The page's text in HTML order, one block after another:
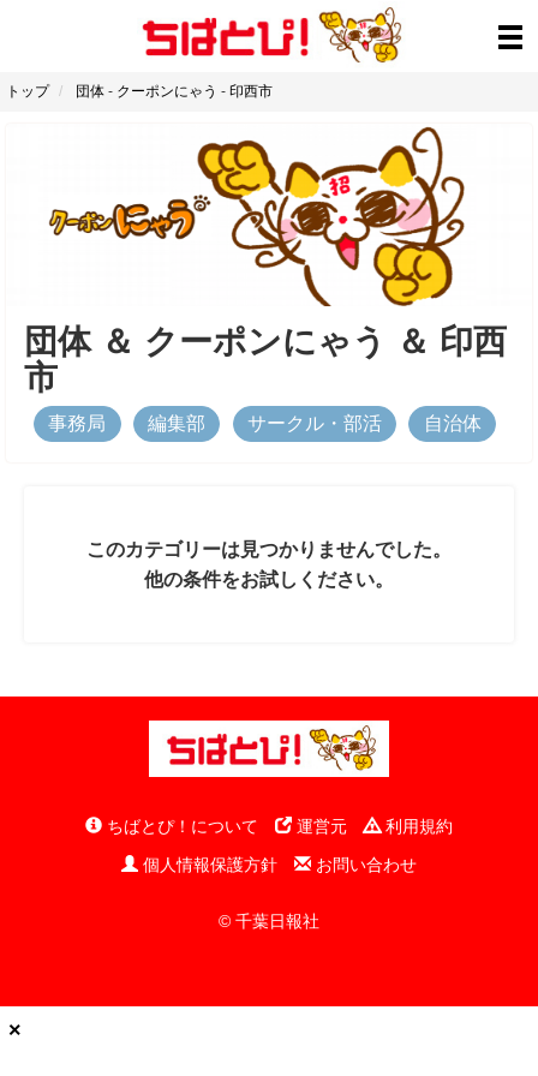
トップ 団体 - クーポンにゃう - 印西市
団体＆ クーポンにゃう ＆ 印西
市
事務局 編集部 サークル・部活 自治体
このカテゴリーは見つかりませんでした。
他の条件をお試しください。
ちばとぴ！について 運営元
利用規約
個人情報保護方針
お問い合わせ
© 千葉日報社
×